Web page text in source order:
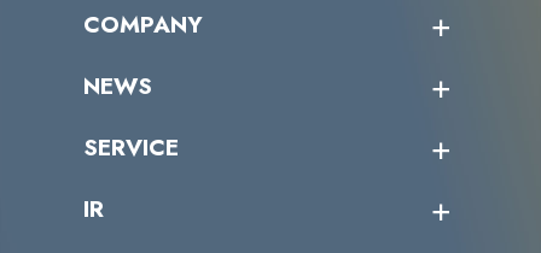
受講者の声
COMPANY
トップメッセージ
ミッション／ビジョン
パートナー企業一覧
NEWS
サイバーニュース
SERVICE
カテゴリー別サービス一覧
IR